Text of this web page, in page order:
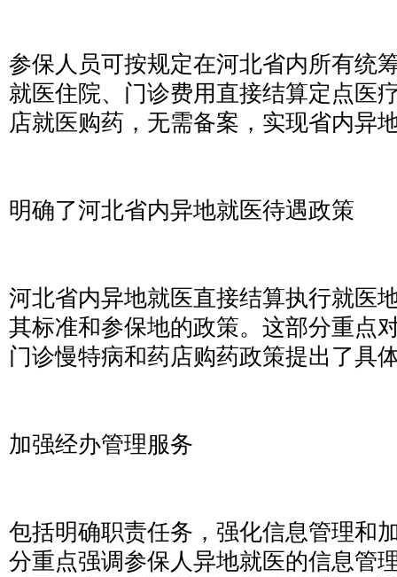
参保人员可按规定在河北省内所有统
就医住院、门诊费用直接结算定点医
店就医购药，无需备案，实现省内异
明确了河北省内异地就医待遇政策
河北省内异地就医直接结算执行就医
其标准和参保地的政策。这部分重点
门诊慢特病和药店购药政策提出了具
加强经办管理服务
包括明确职责任务，强化信息管理和
分重点强调参保人异地就医的信息管